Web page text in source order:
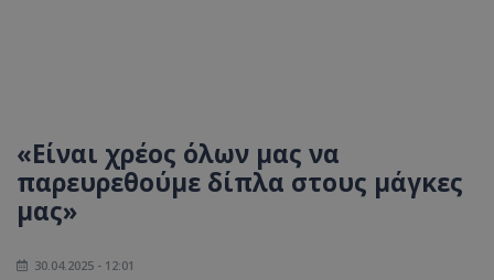
«Είναι χρέος όλων μας να
παρευρεθούμε δίπλα στους μάγκες
μας»
30.04.2025 - 12:01